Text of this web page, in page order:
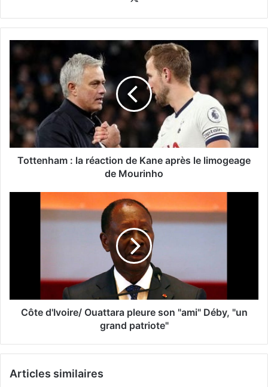
Tottenham : la réaction de Kane après le limogeage
de Mourinho
Côte d'Ivoire/ Ouattara pleure son "ami" Déby, "un
grand patriote"
Articles similaires